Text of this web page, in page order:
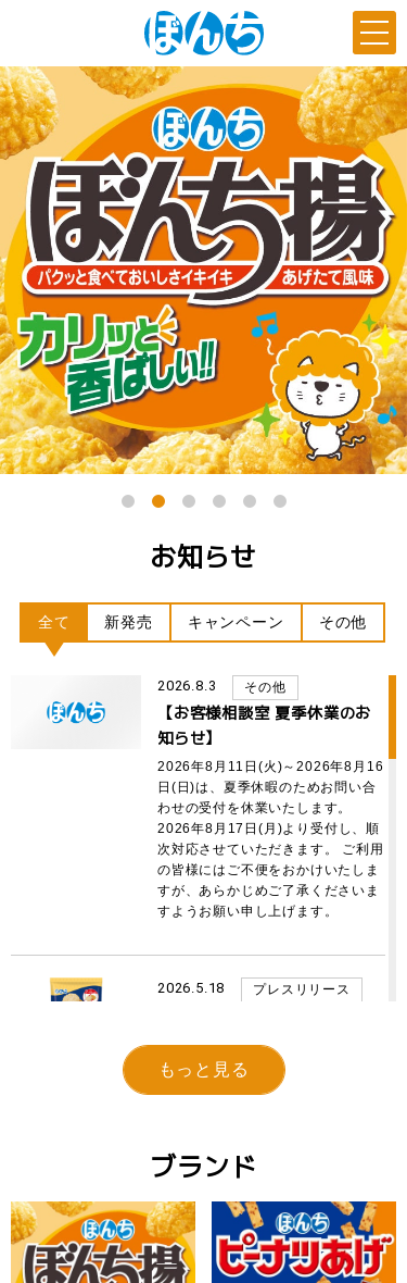
お知らせ
全て 新発売 キャンペーン その他
2026.8.3 その他
【お客様相談室 夏季休業のお
知らせ】
2026年8月11日(火)～2026年8月16
日(日)は、夏季休暇のためお問い合
わせの受付を休業いたします。
2026年8月17日(月)より受付し、順
次対応させていただきます。 ご利用
の皆様にはご不便をおかけいたしま
すが、あらかじめご了承くださいま
すようお願い申し上げます。
2026.5.18 プレスリリース
味」(7月6日発売)
ぼんち株式会社 (社長:遠藤 純民)
は、「味あわせ 醤油薫る塩バター
「4パック れもん香るしらす揚
げせん 塩麹仕立て」(5月25日
発売)
もっと見る
ブランド